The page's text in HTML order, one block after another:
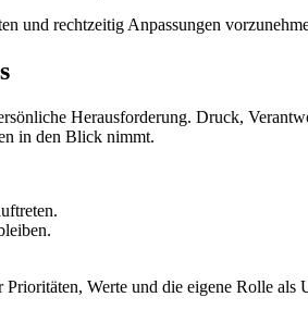
und rechtzeitig Anpassungen
Herausforderung. Druck,
in den Blick nimmt.
Werte und die eigene Rolle als